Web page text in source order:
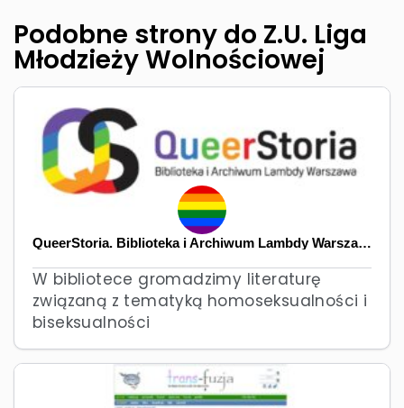
Podobne strony do Z.U. Liga
Młodzieży Wolnościowej
QueerStoria. Biblioteka i Archiwum Lambdy Warszawa
W bibliotece gromadzimy literaturę
związaną z tematyką homoseksualności i
biseksualności